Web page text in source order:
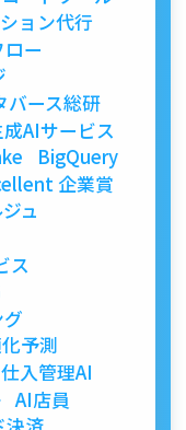
ョン代行
ー
バース総研
AIサービス
BigQuery
企業賞
ュ
ス
予測
仕入管理AI
AI店員